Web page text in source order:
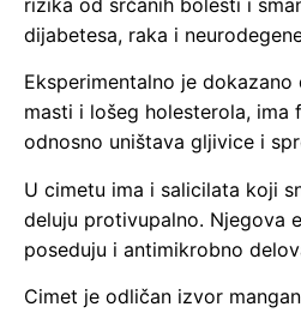
rizika od srčanih bolesti i
dijabetesa, raka i
Eksperimentalno je
masti i lošeg holesterola, ima
odnosno uništava gljivice i
U cimetu ima i salicilata koji
deluju protivupalno. Njegova
poseduju i antimikrobno
Cimet je odličan izvor